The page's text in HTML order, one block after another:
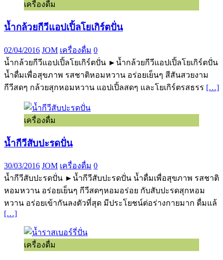
เครื่องดื่ม
น้ำกล้วยกีวีแอปเปิ้ลโยเกิร์ตปั่น
02/04/2016 JOM เครื่องดื่ม 0
น้ำกล้วยกีวีแอปเปิ้ลโยเกิร์ตปั่น ►น้ำกล้วยกีวีแอปเปิ้ลโยเกิร์ตปั่น
น้ำดื่มเพื่อสุขภาพ รสชาติหอมหวาน อร่อยเย็นๆ สีสันสวยงาม
กีวีสดๆ กล้วยสุกหอมหวาน แอปเปิ้ลสดๆ และโยเกิร์ตรสธรร […]
เครื่องดื่ม
น้ำกีวีสับปะรดปั่น
30/03/2016 JOM เครื่องดื่ม 0
น้ำกีวีสับปะรดปั่น ►น้ำกีวีสับปะรดปั่น น้ำดื่มเพื่อสุขภาพ รสชาติ
หอมหวาน อร่อยเย็นๆ กีวีสดๆหอมอร่อย กับสับปะรดสุกหอม
หวาน อร่อยเข้ากันลงตัวที่สุด มีประโยชน์ต่อร่างกายมาก ดื่มแล้
[…]
เครื่องดื่ม